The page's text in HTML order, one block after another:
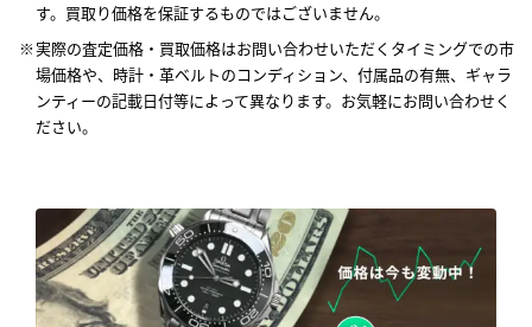
す。買取り価格を保証するものではございません。
実際の査定価格・買取価格はお問い合わせいただくタイミングでの市
場価格や、時計・革ベルトのコンディション、付属品の有無、ギャラ
ンティーの記載日付等によって異なります。お気軽にお問い合わせく
ださい。